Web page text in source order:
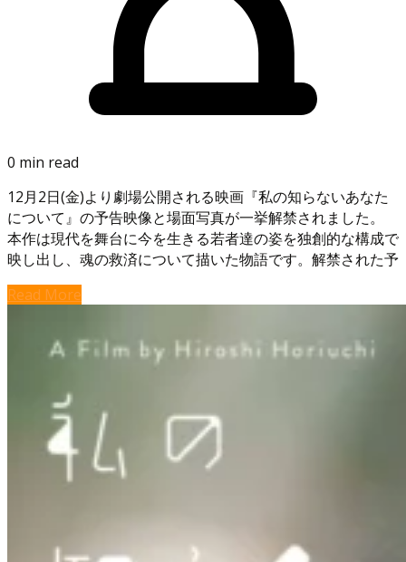
0 min read
12月2日(金)より劇場公開される映画『私の知らないあなた
について』の予告映像と場面写真が一挙解禁されました。
本作は現代を舞台に今を生きる若者達の姿を独創的な構成で
映し出し、魂の救済について描いた物語です。解禁された予
Read More